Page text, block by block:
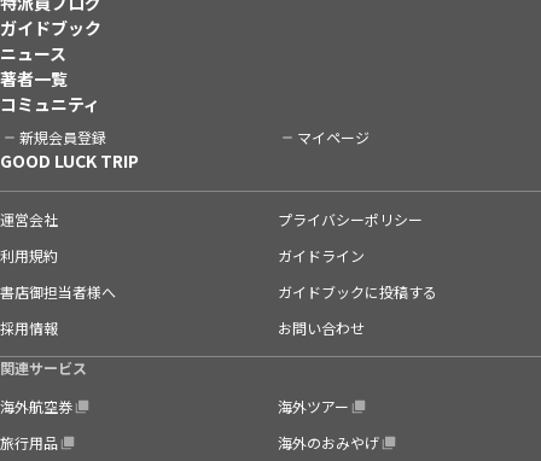
ガイドブック
ニュース
著者一覧
コミュニティ
新規会員登録 マイページ
GOOD LUCK TRIP
運営会社
プライバシーポリシー
利用規約
ガイドライン
書店御担当者様へ
ガイドブックに投稿する
採用情報
お問い合わせ
関連サービス
海外航空券
海外ツアー
旅行用品
海外のおみやげ